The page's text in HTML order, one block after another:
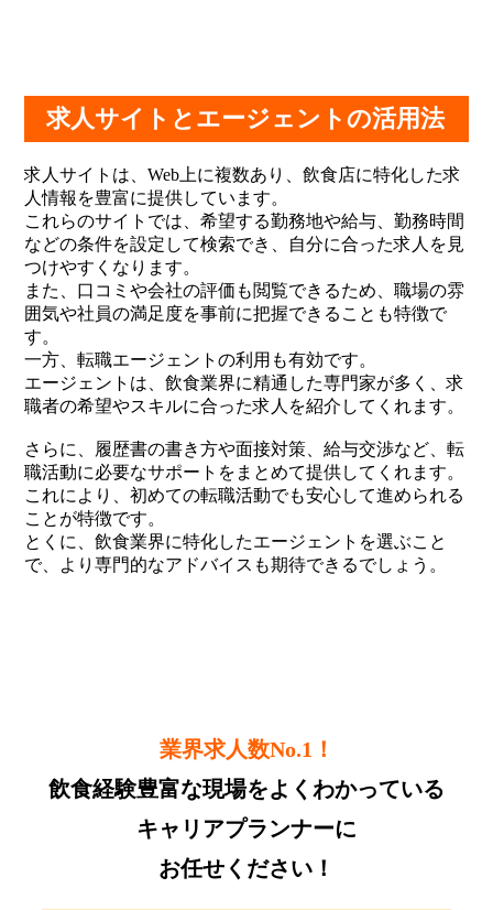
求人サイトとエージェントの活用法
求人サイトは、Web上に複数あり、飲食店に特化した求
人情報を豊富に提供しています。
これらのサイトでは、希望する勤務地や給与、勤務時間
などの条件を設定して検索でき、自分に合った求人を見
つけやすくなります。
また、口コミや会社の評価も閲覧できるため、職場の雰
囲気や社員の満足度を事前に把握できることも特徴で
す。
一方、転職エージェントの利用も有効です。
エージェントは、飲食業界に精通した専門家が多く、求
職者の希望やスキルに合った求人を紹介してくれます。
さらに、履歴書の書き方や面接対策、給与交渉など、転
職活動に必要なサポートをまとめて提供してくれます。
これにより、初めての転職活動でも安心して進められる
ことが特徴です。
とくに、飲食業界に特化したエージェントを選ぶこと
で、より専門的なアドバイスも期待できるでしょう。
業界求人数No.1！
飲食経験豊富な現場をよくわかっている
キャリアプランナーに
お任せください！